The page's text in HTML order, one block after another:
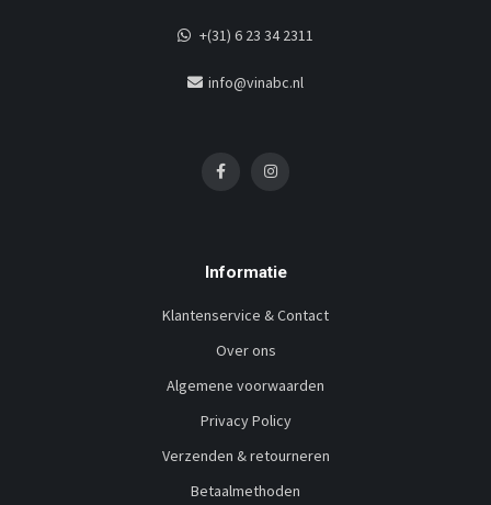
+(31) 6 23 34 2311
info@vinabc.nl
Informatie
Klantenservice & Contact
Over ons
Algemene voorwaarden
Privacy Policy
Verzenden & retourneren
Betaalmethoden